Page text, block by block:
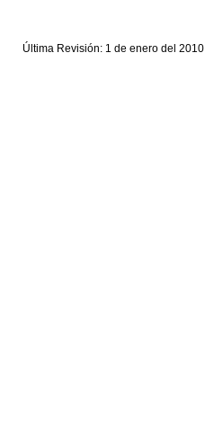
Última Revisión: 1 de enero del 2010